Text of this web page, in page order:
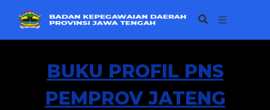
BUKU PROFIL PNS
PEMPROV JATENG